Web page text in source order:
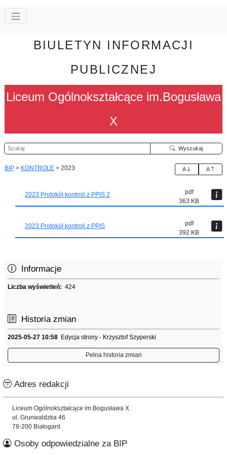
BIULETYN INFORMACJI
PUBLICZNEJ
Liceum Ogólnokształcące im.Bogusława
X
Szukaj Wyszukaj
BIP > KONTROLE > 2023 A A
2023 Protokół kontroli z PPIS 2
pdf
363 KB
2023 Protokół kontroli z PPIS
pdf
392 KB
Informacje
Liczba wyświetleń: 424
Historia zmian
2025-05-27 10:58 Edycja strony - Krzysztof Szyperski
Pełna historia zmian
Adres redakcji
Liceum Ogólnokształcące im.Bogusława X
ul. Grunwaldzka 46
78-200 Białogard
Osoby odpowiedzialne za BIP